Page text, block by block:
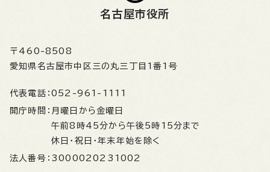
名古屋市役所
〒460-8508
愛知県名古屋市中区三の丸三丁目1番1号
代表電話： 052-961-1111
開庁時間： 月曜日から金曜日
午前8時45分から午後5時15分まで
休日・祝日・年末年始を除く
法人番号： 3000020231002